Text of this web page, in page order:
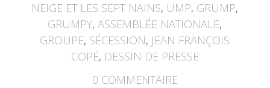
NEIGE ET LES SEPT NAINS, UMP, GRUMP,
GRUMPY,ASSEMBLÉE NATIONALE,
GROUPE, SÉCESSION, JEAN FRANÇOIS
COPÉ, DESSIN DE PRESSE
0 COMMENTAIRE